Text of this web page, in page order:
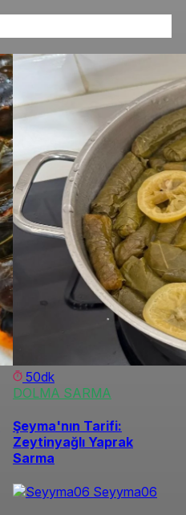
50dk
DOLMA SARMA
Şeyma'nın Tarifi:
Zeytinyağlı Yaprak
Sarma
Seyyma06